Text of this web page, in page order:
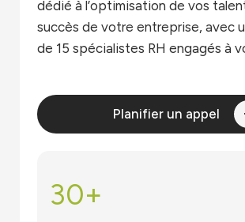
dédié à l’optimisation de vos
succès de votre entreprise, avec
de 15 spécialistes RH engagés à
Planifier un appel
30+